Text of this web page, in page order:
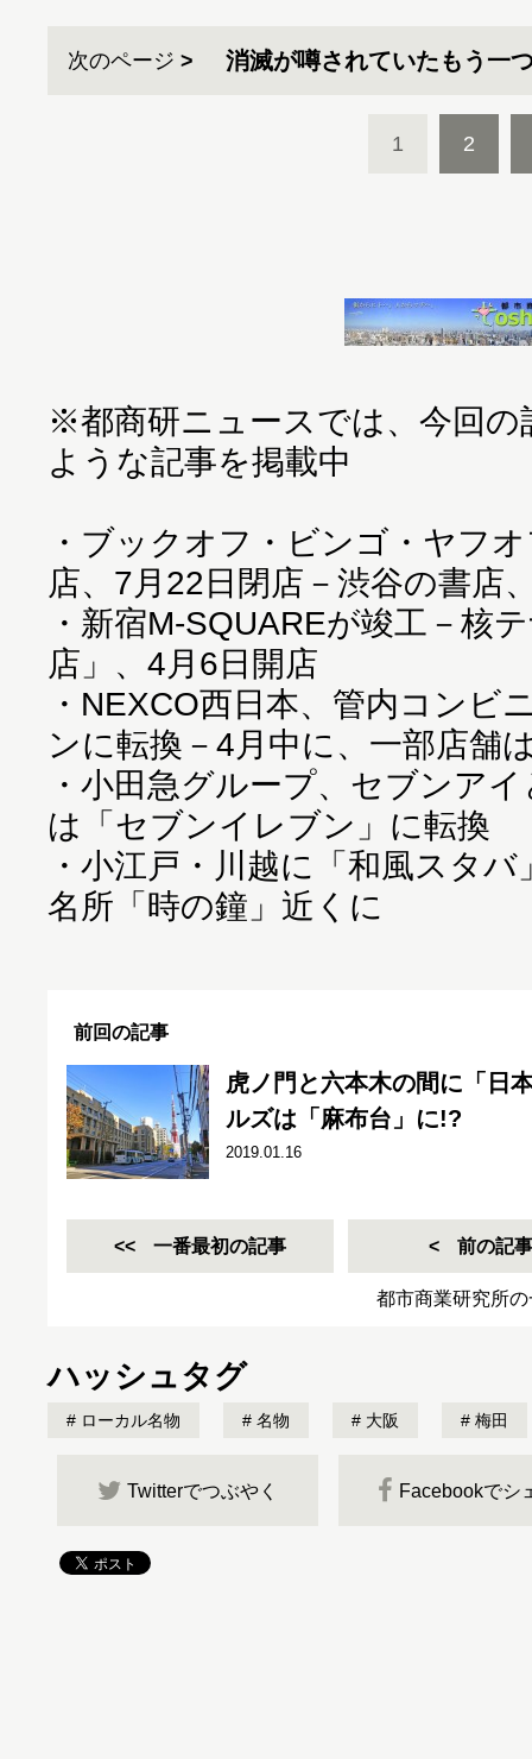
次のページ 消滅が噂されていたもう一
1 2
※都商研ニュースでは、今回の
ような記事を掲載中
・ ブックオフ・ビンゴ・ヤフ
店、7月22日閉店－渋谷の書店
・ 新宿M-SQUAREが竣工－核
店」、4月6日開店
・ NEXCO西日本、管内コンビ
ンに転換－4月中に、一部店舗
・ 小田急グループ、セブンア
は「セブンイレブン」に転換
・ 小江戸・川越に「和風スタバ
名所「時の鐘」近くに
前回の記事
虎ノ門と六本木の間に「日
ルズは「麻布台」に!?
2019.01.16
一番最初の記事 前の記事
都市商業研究所
ハッシュタグ
ローカル名物 名物 大阪 梅田
Twitterでつぶやく Facebookでシ